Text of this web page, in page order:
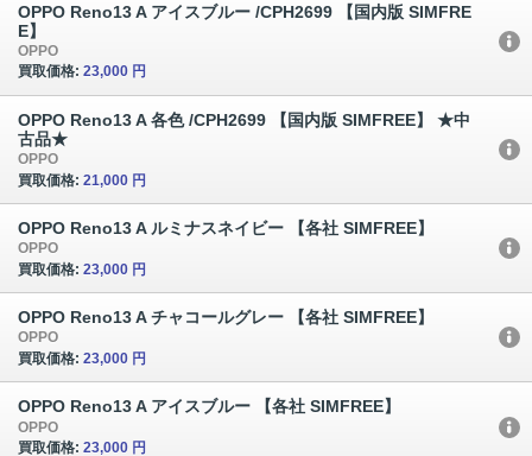
OPPO Reno13 A アイスブルー /CPH2699 【国内版 SIMFRE
E】
OPPO
買取価格: 23,000 円
OPPO Reno13 A 各色 /CPH2699 【国内版 SIMFREE】 ★中
古品★
OPPO
買取価格: 21,000 円
OPPO Reno13 A ルミナスネイビー 【各社 SIMFREE】
OPPO
買取価格: 23,000 円
OPPO Reno13 A チャコールグレー 【各社 SIMFREE】
OPPO
買取価格: 23,000 円
OPPO Reno13 A アイスブルー 【各社 SIMFREE】
OPPO
買取価格: 23,000 円